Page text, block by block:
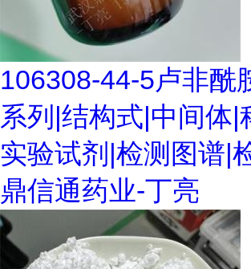
106308-44-5卢非酰
系列|结构式|中间体|
实验试剂|检测图谱|
鼎信通药业-丁亮